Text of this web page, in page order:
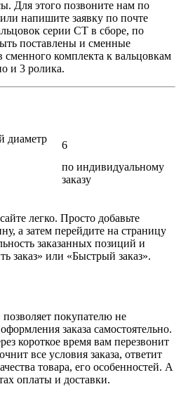
Для этого позвоните нам по
напишите заявку по почте
серии СТ в сборе, по
поставлены и сменные
комплекта к вальцовкам
и 3 ролика.
диаметр
6
по индивидуальному
заказу
легко. Просто добавьте
а затем перейдите на страницу
заказанных позиций и
заказ» или «Быстрый заказ».
покупателю не
заказа самостоятельно.
короткое время вам перезвонит
все условия заказа, ответит
товара, его особенностей. А
оплаты и доставки.